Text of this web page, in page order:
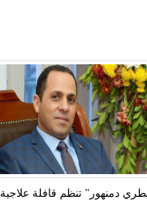
دمنهور" تنظم قافلة علاجية